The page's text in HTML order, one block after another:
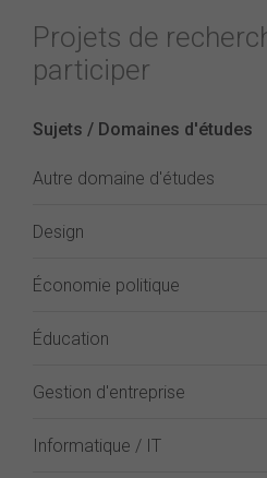
Projets de
participer
Sujets / Domaines d'études
Autre domaine d'études
Design
Économie politique
Éducation
Gestion d'entreprise
Informatique / IT